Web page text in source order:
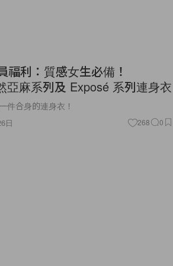
福利：質感女生必備！
亞麻系列及 Exposé 系列連身衣
件合身的連身衣！
日 268 0